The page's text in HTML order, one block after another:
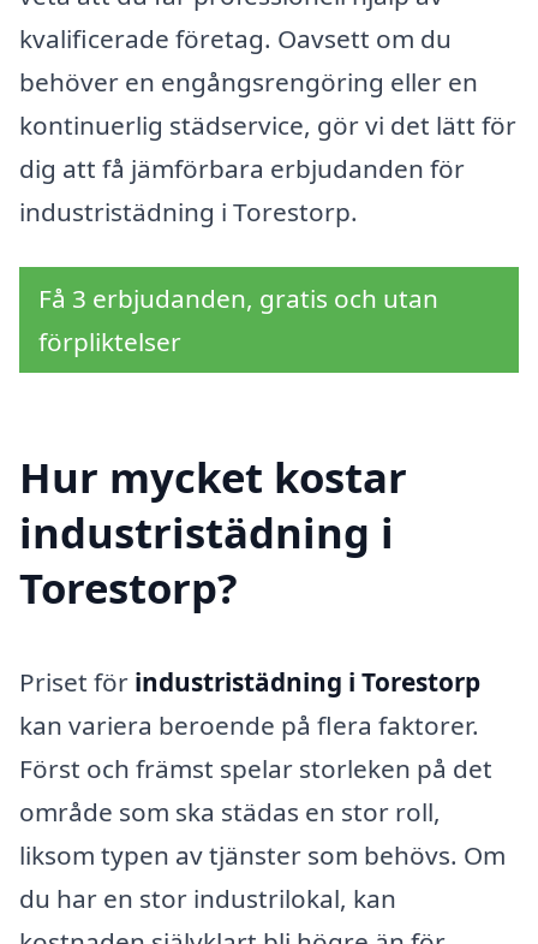
kvalificerade företag. Oavsett om du
behöver en engångsrengöring eller en
kontinuerlig städservice, gör vi det lätt för
dig att få jämförbara erbjudanden för
industristädning i Torestorp.
Få 3 erbjudanden, gratis och utan
förpliktelser
Hur mycket kostar
industristädning i
Torestorp?
Priset för industristädning i Torestorp
kan variera beroende på flera faktorer.
Först och främst spelar storleken på det
område som ska städas en stor roll,
liksom typen av tjänster som behövs. Om
du har en stor industrilokal, kan